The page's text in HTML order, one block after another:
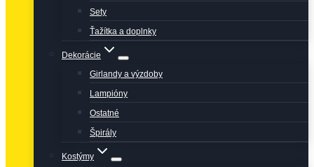
Sety
Ťažítka a doplnky
Dekorácie
Girlandy a výzdoby
Lampióny
Ostatné
Špirály
Kostýmy